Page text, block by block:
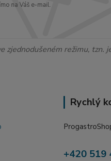
na Váš e-mail.
zjednodušeném režimu, tzn.
Rychlý
+420 519